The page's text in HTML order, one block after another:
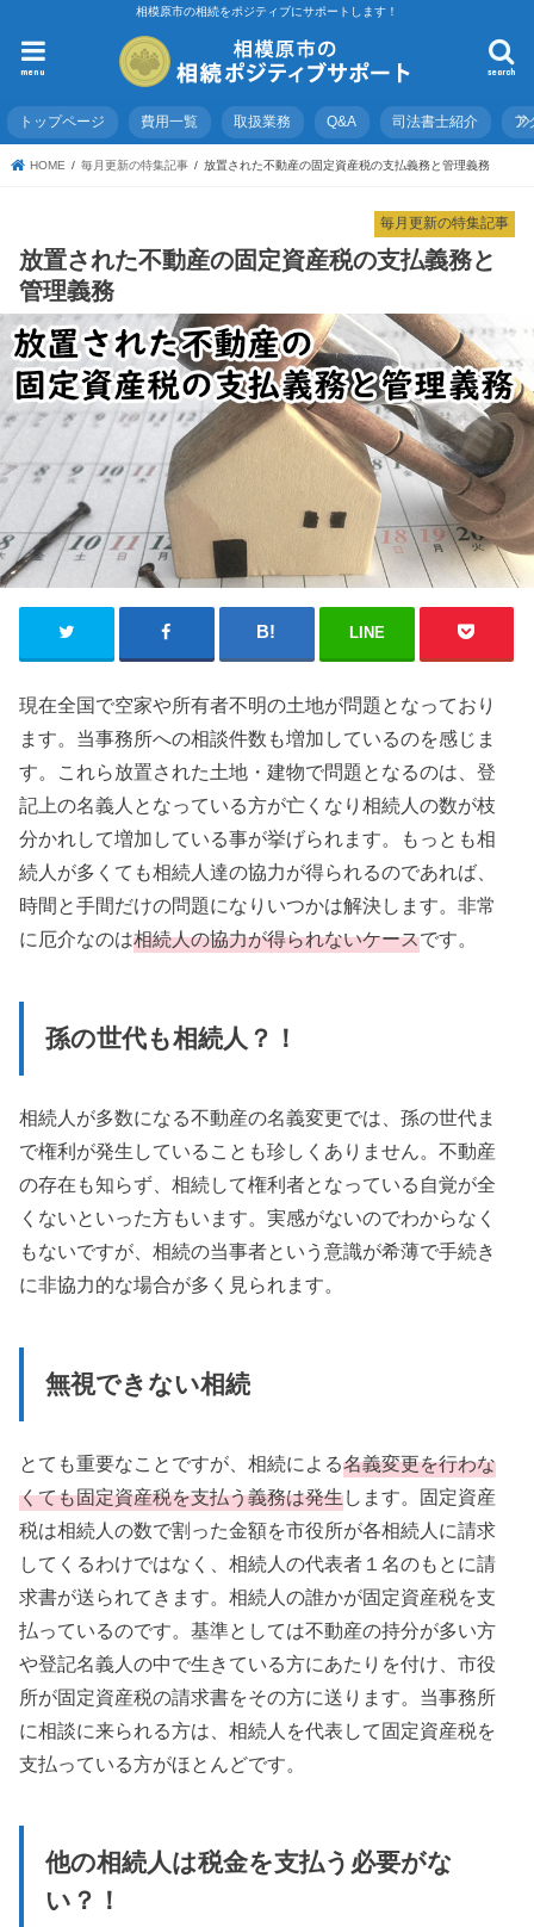
相模原市の相続をポジティブにサポートします！
search
menu
トップページ 費用一覧 取扱業務 Q&A 司法書士紹介 ア
HOME 毎月更新の特集記事 放置された不動産の固定資産税の支払義務と管理義務
毎月更新の特集記事
放置された不動産の固定資産税の支払義務と
管理義務
LINE
現在全国で空家や所有者不明の土地が問題となっており
ます。当事務所への相談件数も増加しているのを感じま
す。これら放置された土地・建物で問題となるのは、登
記上の名義人となっている方が亡くなり相続人の数が枝
分かれして増加している事が挙げられます。もっとも相
続人が多くても相続人達の協力が得られるのであれば、
時間と手間だけの問題になりいつかは解決します。非常
に厄介なのは相続人の協力が得られないケースです。
孫の世代も相続人？！
相続人が多数になる不動産の名義変更では、孫の世代ま
で権利が発生していることも珍しくありません。不動産
の存在も知らず、相続して権利者となっている自覚が全
くないといった方もいます。実感がないのでわからなく
もないですが、相続の当事者という意識が希薄で手続き
に非協力的な場合が多く見られます。
無視できない相続
とても重要なことですが、相続による名義変更を行わな
くても固定資産税を支払う義務は発生します。固定資産
税は相続人の数で割った金額を市役所が各相続人に請求
してくるわけではなく、相続人の代表者１名のもとに請
求書が送られてきます。相続人の誰かが固定資産税を支
払っているのです。基準としては不動産の持分が多い方
や登記名義人の中で生きている方にあたりを付け、市役
所が固定資産税の請求書をその方に送ります。当事務所
に相談に来られる方は、相続人を代表して固定資産税を
支払っている方がほとんどです。
他の相続人は税金を支払う必要がな
い？！